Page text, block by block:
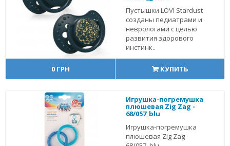
Пустышки LOVI Stardust
созданы педиатрами и
неврологами с целью
развития здорового
инстинк..
0 ГРН КУПИТЬ
Игрушка-погремушка
плюшевая Zig Zag -
68/057_blu
Игрушка-погремушка
плюшевая Zig Zag -